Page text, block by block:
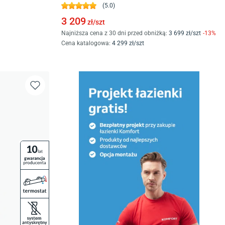
(5.0)
3 209zł/szt
Najniższa cena z 30 dni przed obniżką: 3 699 zł/szt -13%
Cena katalogowa: 4 299 zł/szt